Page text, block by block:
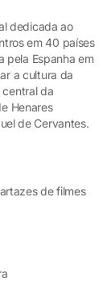
dedicada ao
em 40 países
pela Espanha em
a cultura da
central da
Henares
de Cervantes.
de filmes